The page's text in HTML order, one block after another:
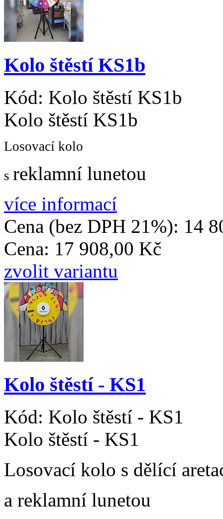
Kolo štěstí KS1b
Kód: Kolo štěstí KS1b
Kolo štěstí KS1b
Losovací kolo
s reklamní lunetou
více informací
Cena (bez DPH 21%): 14
Cena: 17 908,00 Kč
zvolit variantu
Kolo štěstí - KS1
Kód: Kolo štěstí - KS1
Kolo štěstí - KS1
Losovací kolo s dělící
a reklamní lunetou